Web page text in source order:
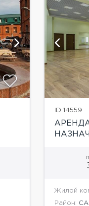
ID 14559
Жилой
Район: